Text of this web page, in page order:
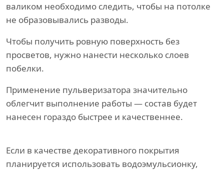
валиком необходимо следить, чтобы на потолке
не образовывались разводы.
Чтобы получить ровную поверхность без
просветов, нужно нанести несколько слоев
побелки.
Применение пульверизатора значительно
облегчит выполнение работы — состав будет
нанесен гораздо быстрее и качественнее.
Если в качестве декоративного покрытия
планируется использовать водоэмульсионку,